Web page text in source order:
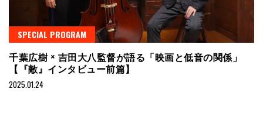
SPECIAL PROGRAM
千葉広樹 × 吉田大八監督が語る「映画と低音の関係」
【『敵』インタビュー前篇】
2025.01.24